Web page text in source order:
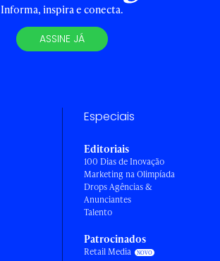
Informa, inspira e conecta.
ASSINE JÁ
Especiais
Editoriais
100 Dias de Inovação
Marketing na Olimpíada
Drops Agências &
Anunciantes
Talento
Patrocinados
Retail Media